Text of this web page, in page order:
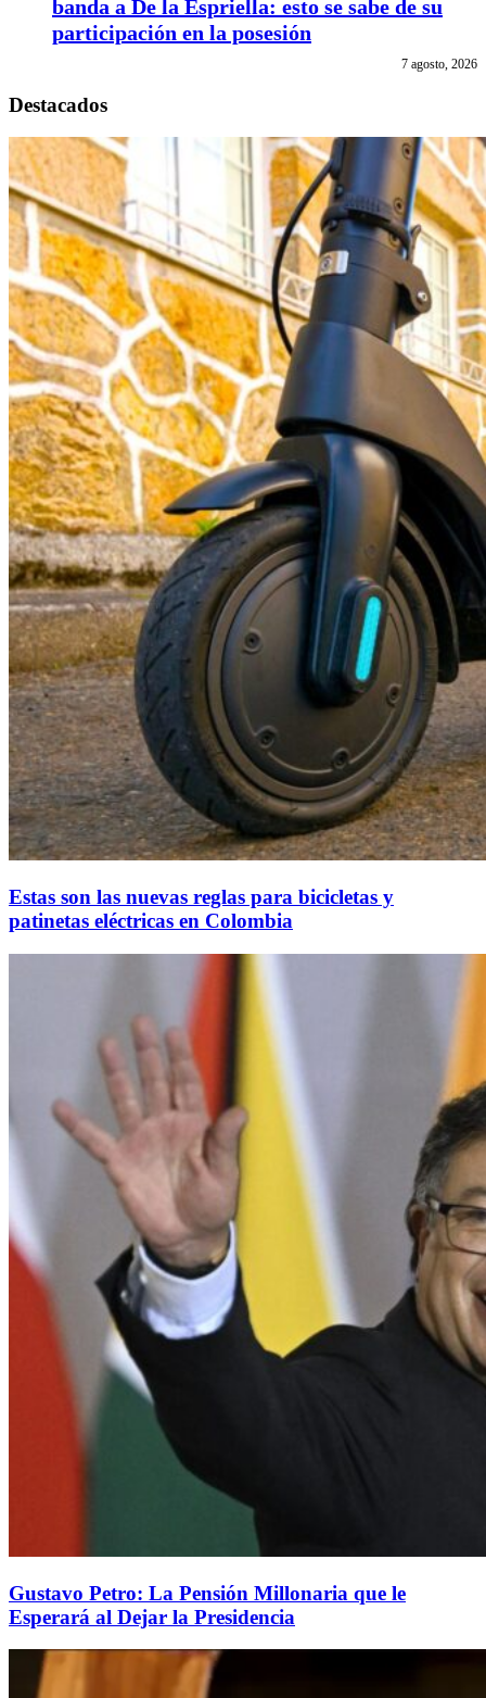
banda a De la Espriella: esto se sabe de su
participación en la posesión
7 agosto, 2026
Destacados
Estas son las nuevas reglas para bicicletas y
patinetas eléctricas en Colombia
Gustavo Petro: La Pensión Millonaria que le
Esperará al Dejar la Presidencia